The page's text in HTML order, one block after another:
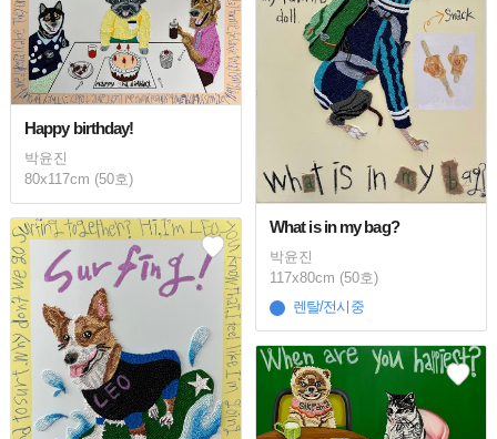
What is in my bag?
박윤진
117x80cm (50호)
렌탈/전시중
Happy birthday!
박윤진
80x117cm (50호)